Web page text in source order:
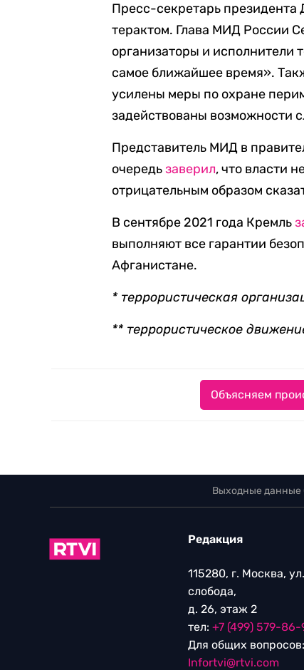
Пресс-секретарь
терактом. Глава МИД России
организаторы и исполнители
самое ближайшее время».
усилены меры по охране
задействованы возможности
Представитель МИД в
очередьзаверил, что власти
отрицательным образом
В сентябре 2021 года Кремль
выполняют все гарантии
Афганистане.
* террористическая
** террористическое
Объясняем
Выходные данные
Редакция
115280, г. Москва,
слобода,
д. 26, этаж 2
тел: +7 (499) 579-86-
Для общих вопросов:
Infortvi@rtvi.com